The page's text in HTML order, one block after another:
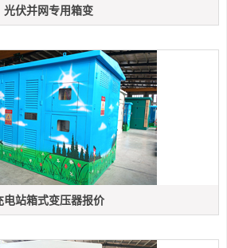
光伏并网专用箱变
电站箱式变压器报价